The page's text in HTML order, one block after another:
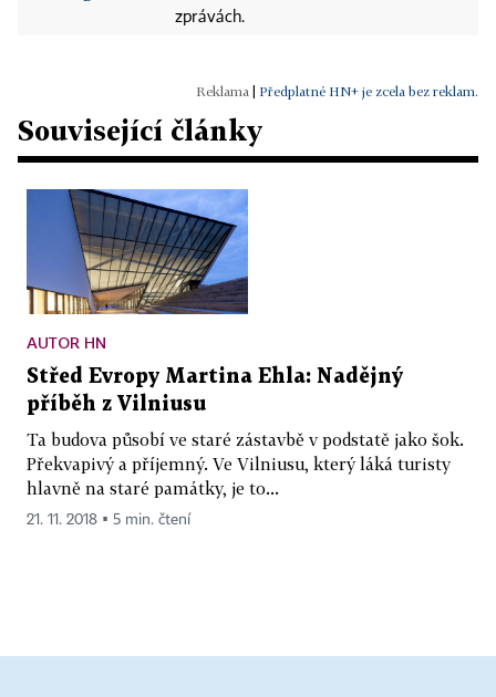
zprávách.
Předplatné HN+ je zcela bez reklam.
Související články
AUTOR HN
Střed Evropy Martina Ehla: Nadějný
příběh z Vilniusu
Ta budova působí ve staré zástavbě v podstatě jako šok.
Překvapivý a příjemný. Ve Vilniusu, který láká turisty
hlavně na staré památky, je to...
21. 11. 2018 ▪ 5 min. čtení